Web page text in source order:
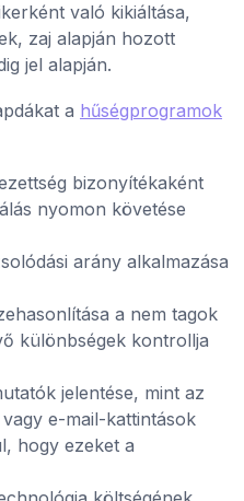
való kikiáltása,
zaj alapján hozott
jel alapján.
a hűségprogramok
bizonyítékaként
nyomon követése
arány alkalmazása
a nem tagok
különbségek kontrollja
jelentése, mint az
e-mail-kattintások
hogy ezeket a